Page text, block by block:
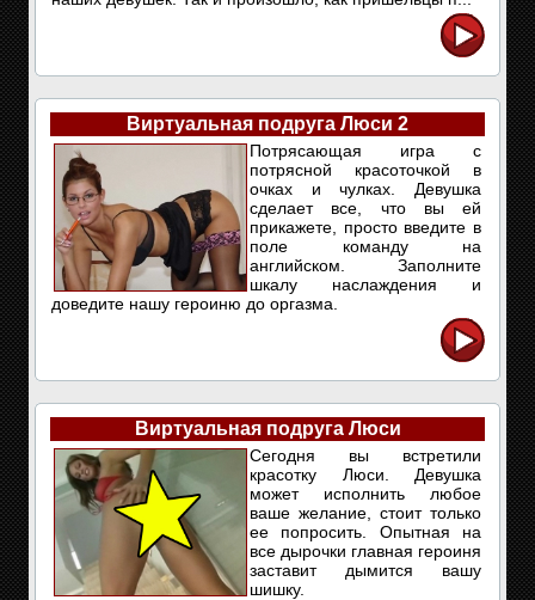
Виртуальная подруга Люси 2
Потрясающая игра с
потрясной красоточкой в
очках и чулках. Девушка
сделает все, что вы ей
прикажете, просто введите в
поле команду на
английском. Заполните
шкалу наслаждения и
доведите нашу героиню до оргазма.
Виртуальная подруга Люси
Сегодня вы встретили
красотку Люси. Девушка
может исполнить любое
ваше желание, стоит только
ее попросить. Опытная на
все дырочки главная героиня
заставит дымится вашу
шишку.